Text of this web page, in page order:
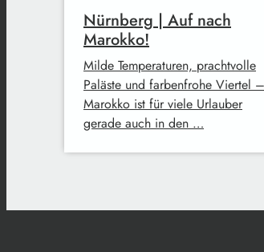
Nürnberg | Auf nach
Marokko!
Milde Temperaturen, prachtvolle
Paläste und farbenfrohe Viertel –
Marokko ist für viele Urlauber
gerade auch in den …